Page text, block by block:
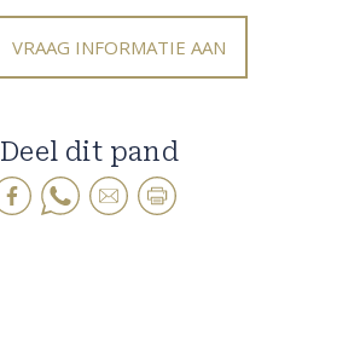
VRAAG INFORMATIE AAN
Deel dit pand